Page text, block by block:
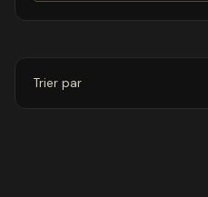
Trier par